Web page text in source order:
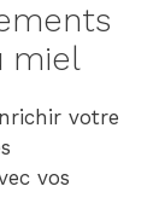
miel
votre
vos